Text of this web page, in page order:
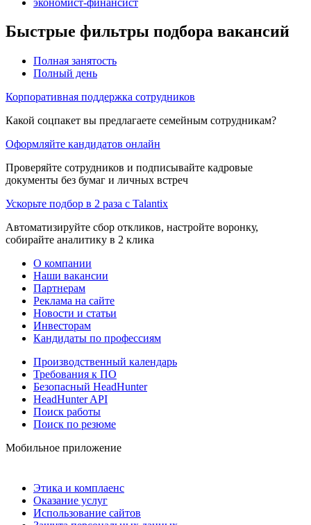
Быстрые фильтры подбора вакансий
Полная занятость
Полный день
Корпоративная поддержка сотрудников
Какой соцпакет вы предлагаете семейным сотрудникам?
Оформляйте кандидатов онлайн
Проверяйте сотрудников и подписывайте кадровые
документы без бумаг и личных встреч
Ускорьте подбор в 2 раза с Talantix
Автоматизируйте сбор откликов, настройте воронку,
собирайте аналитику в 2 клика
О компании
Наши вакансии
Партнерам
Реклама на сайте
Новости и статьи
Инвесторам
Кандидаты по профессиям
Производственный календарь
Требования к ПО
Безопасный HeadHunter
HeadHunter API
Поиск работы
Поиск по резюме
Мобильное приложение
Этика и комплаенс
Оказание услуг
Использование сайтов